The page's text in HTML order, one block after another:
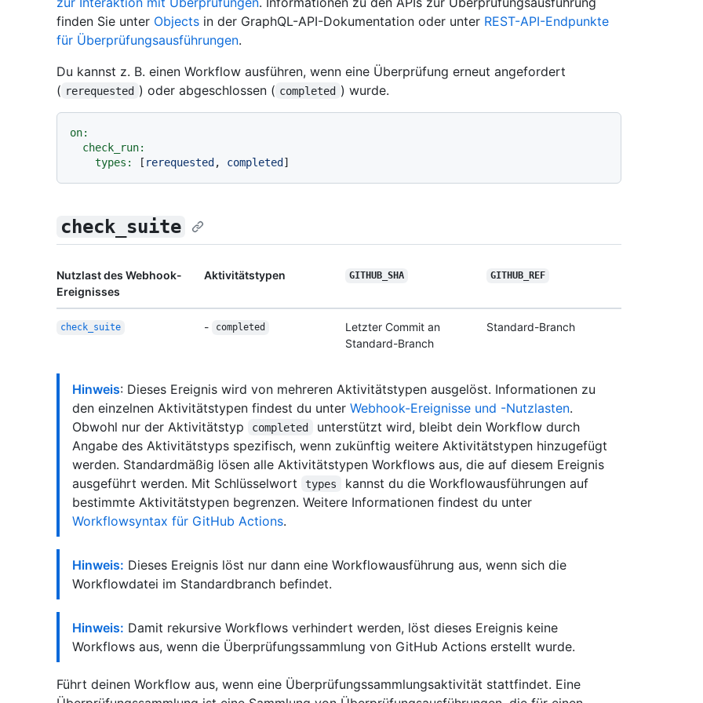
finden Sie unter Objects in der GraphQL-API-Dokumentation oder unter REST-API-Endpunkte
für Überprüfungsausführungen.
Du kannst z. B. einen Workflow ausführen, wenn eine Überprüfung erneut angefordert
( rerequested ) oder abgeschlossen ( completed ) wurde.
on:
check_run:
types:
[ rerequested, completed
check_suite
Nutzlast des Webhook-
Ereignisses
Aktivitätstypen GITHUB_SHA GITHUB_REF
check_suite - completed
Letzter Commit an
Standard-Branch
Standard-Branch
Hinweis: Dieses Ereignis wird von mehreren Aktivitätstypen ausgelöst. Informationen zu
den einzelnen Aktivitätstypen findest du unter Webhook-Ereignisse und -Nutzlasten.
Obwohl nur der Aktivitätstyp
completed
unterstützt wird, bleibt dein Workflow durch
Angabe des Aktivitätstyps spezifisch, wenn zukünftig weitere Aktivitätstypen hinzugefügt
werden. Standardmäßig lösen alle Aktivitätstypen Workflows aus, die auf diesem Ereignis
ausgeführt werden. Mit Schlüsselwort
types
kannst du die Workflowausführungen auf
bestimmte Aktivitätstypen begrenzen. Weitere Informationen findest du unter
Workflowsyntax für GitHub Actions.
Hinweis: Dieses Ereignis löst nur dann eine Workflowausführung aus, wenn sich die
Workflowdatei im Standardbranch befindet.
Hinweis: Damit rekursive Workflows verhindert werden, löst dieses Ereignis keine
Workflows aus, wenn die Überprüfungssammlung von GitHub Actions erstellt wurde.
Führt deinen Workflow aus, wenn eine Überprüfungssammlungsaktivität stattfindet. Eine